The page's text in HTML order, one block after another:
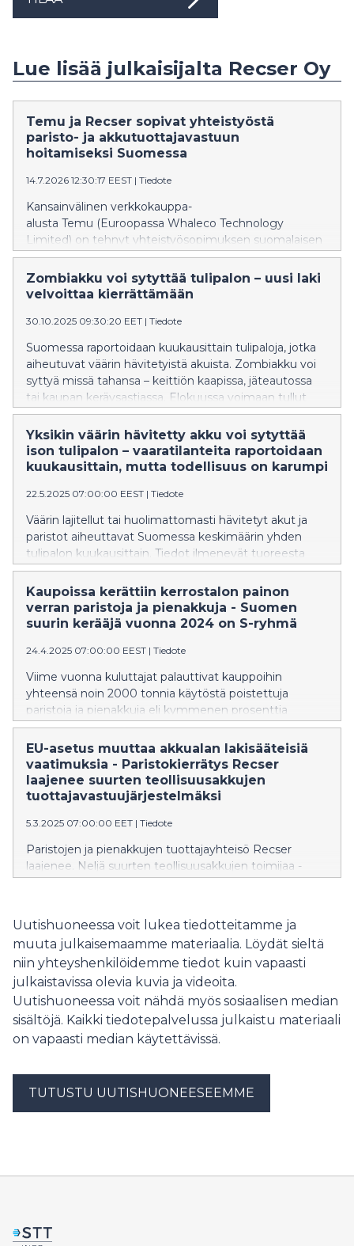
Lue lisää julkaisijalta Recser Oy
Temu ja Recser sopivat yhteistyöstä
paristo- ja akkutuottajavastuun
hoitamiseksi Suomessa
14.7.2026 12:30:17 EEST | Tiedote
Kansainvälinen verkkokauppa-
alusta Temu (Euroopassa Whaleco Technology
Limited) on tehnyt yhteistyösopimuksen suomalaisen
paristo- ja akkutuottajayhteisö Recser Oy:n kanssa.
Toukokuussa 2026 voimaan tullut yhteistyö varmistaa,
että Temun alustalla toimivat myyjät täyttävät
tuottajavastuuvelvoitteet Suomessa.
Zombiakku voi sytyttää tulipalon – uusi laki
velvoittaa kierrättämään
30.10.2025 09:30:20 EET | Tiedote
Suomessa raportoidaan kuukausittain tulipaloja, jotka
aiheutuvat väärin hävitetyistä akuista. Zombiakku voi
syttyä missä tahansa – keittiön kaapissa, jäteautossa
tai kaupan keräysastiassa. Elokuussa voimaan tullut
EU:n akkuasetus tekee paristojen ja akkujen lajittelusta
pakollista.
Yksikin väärin hävitetty akku voi sytyttää
ison tulipalon – vaaratilanteita raportoidaan
kuukausittain, mutta todellisuus on karumpi
22.5.2025 07:00:00 EEST | Tiedote
Väärin lajitellut tai huolimattomasti hävitetyt akut ja
paristot aiheuttavat Suomessa keskimäärin yhden
tulipalon kuukausittain. Tiedot ilmenevät tuoreesta
selvityksestä, joka on tehty pelastusalan
hälytystehtävien rekisterin pohjalta. Ensimmäiset
kotitalouksille suunnatut suositukset litiumioniakkujen
turvallisesta käytöstä ja paloihin varautumisesta on nyt
Kaupoissa kerättiin kerrostalon painon
verran paristoja ja pienakkuja - Suomen
suurin kerääjä vuonna 2024 on S-ryhmä
24.4.2025 07:00:00 EEST | Tiedote
Viime vuonna kuluttajat palauttivat kauppoihin
yhteensä noin 2000 tonnia käytöstä poistettuja
paristoja ja pienakkuja eli kymmenen prosenttia
enemmän kuin viime vuonna. Suurimman määrän, 617
tonnia, keräsivät S-ryhmän ruokakaupat. S-ryhmän
oma keräysmäärä myös kasvoi merkittävästi
edellisestä vuodesta. Elokuusta alkaen akkujen ja
paristojen kierrättäminen on kuluttajalle pakollista.
EU-asetus muuttaa akkualan lakisääteisiä
vaatimuksia - Paristokierrätys Recser
laajenee suurten teollisuusakkujen
tuottajavastuujärjestelmäksi
5.3.2025 07:00:00 EET | Tiedote
Paristojen ja pienakkujen tuottajayhteisö Recser
laajenee. Neljä suurten teollisuusakkujen toimijaa -
Avant Power Ylöjärveltä, Cactos Kempeleestä, Enico
helmikuussa Recserin omistajiksi. Taustalla on EU:n
akkuasetus, jonka myötä myös suurten
teollisuusakkujen toimijat ovat velvoitettuja hoitamaan
tuotteidensa kierrätyksen kokonaisvaltaisesti ja
yhteisvastuullisesti elokuusta 2025 alkaen. Yrityksen on
oltava yhteisvastuussa mukana, jotta se ylipäätään voi
asettaa akkuja markkinoille. Luonnos hallituksen
esitykseksi akkuasetusta täydentävien säännösten
lisäämisestä jätelakiin annettiin lausunnoille tämän
Uutishuoneessa voit lukea tiedotteitamme ja
muuta julkaisemaamme materiaalia. Löydät sieltä
niin yhteyshenkilöidemme tiedot kuin vapaasti
julkaistavissa olevia kuvia ja videoita.
Uutishuoneessa voit nähdä myös sosiaalisen median
sisältöjä. Kaikki tiedotepalvelussa julkaistu materiaali
on vapaasti median käytettävissä.
TUTUSTU UUTISHUONEESEEMME